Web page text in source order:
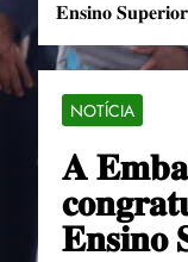
𝐄𝐧𝐬𝐢𝐧𝐨 𝐒𝐮𝐩𝐞𝐫𝐢𝐨𝐫
NOTÍCIA
𝐀
𝐄𝐧𝐬𝐢𝐧𝐨